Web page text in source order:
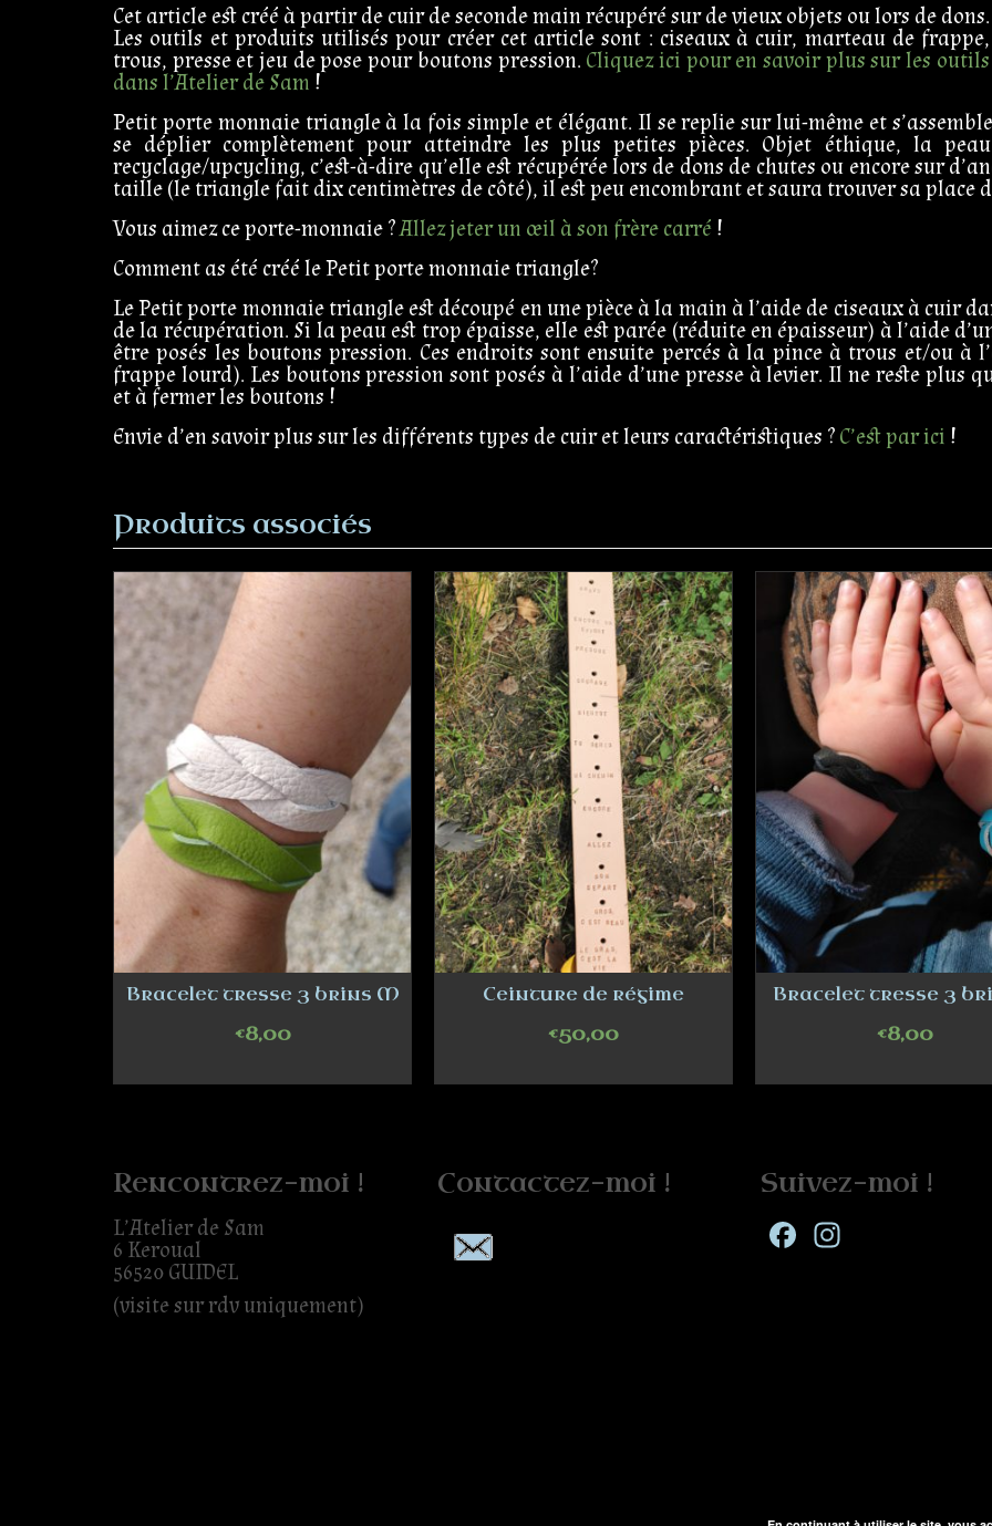
Cet article est créé à partir de cuir de seconde main récupéré sur de vieux objets ou lors de dons.
Les outils et produits utilisés pour créer cet article sont : ciseaux à cuir, marteau de
trous, presse et jeu de pose pour boutons pression. Cliquez ici pour en savoir plus sur les
dans l’Atelier de Sam !
Petit porte monnaie triangle à la fois simple et élégant. Il se replie sur lui-même et
se déplier complètement pour atteindre les plus petites pièces. Objet éthique, la
recyclage/upcycling, c’est-à-dire qu’elle est récupérée lors de dons de chutes ou encore sur
taille (le triangle fait dix centimètres de côté), il est peu encombrant et saura trouver sa place
Vous aimez ce porte-monnaie ?Allez jeter un œil à son frère carré!
Comment as été créé le Petit porte monnaie triangle?
Le Petit porte monnaie triangle est découpé en une pièce à la main à l’aide de ciseaux à cuir
de la récupération. Si la peau est trop épaisse, elle est parée (réduite en épaisseur) à l’aide
être posés les boutons pression. Ces endroits sont ensuite percés à la pince à trous et/ou à
frappe lourd). Les boutons pression sont posés à l’aide d’une presse à levier. Il ne reste plus
et à fermer les boutons !
Envie d’en savoir plus sur les différents types de cuir et leurs caractéristiques ?C’est par ici !
Produits associés
Bracelet tresse 3 brins M
€8,00
Ceinture de régime
€50,00
Bracelet tresse 3
€8,00
Rencontrez-moi !
L’Atelier de Sam
6 Keroual
56520 GUIDEL
(visite sur rdv uniquement)
Contactez-moi ! Suivez-moi !
Facebook